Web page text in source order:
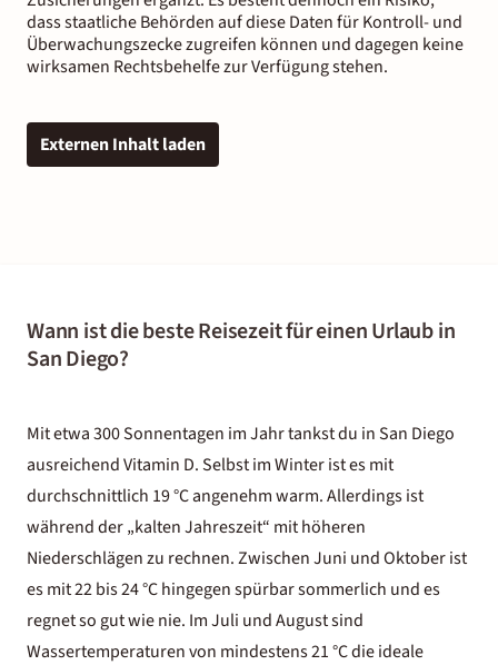
dass staatliche Behörden auf diese Daten für Kontroll- und
Überwachungszecke zugreifen können und dagegen keine
wirksamen Rechtsbehelfe zur Verfügung stehen.
Externen Inhalt laden
Wann ist die beste Reisezeit für einen Urlaub in
San Diego?
Mit etwa 300 Sonnentagen im Jahr tankst du in San Diego
ausreichend Vitamin D. Selbst im Winter ist es mit
durchschnittlich 19 °C angenehm warm. Allerdings ist
während der „kalten Jahreszeit“ mit höheren
Niederschlägen zu rechnen. Zwischen Juni und Oktober ist
es mit 22 bis 24 °C hingegen spürbar sommerlich und es
regnet so gut wie nie. Im Juli und August sind
Wassertemperaturen von mindestens 21 °C die ideale